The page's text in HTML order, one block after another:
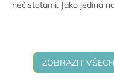
nečistotami. Jako jediná
ZOBRAZIT